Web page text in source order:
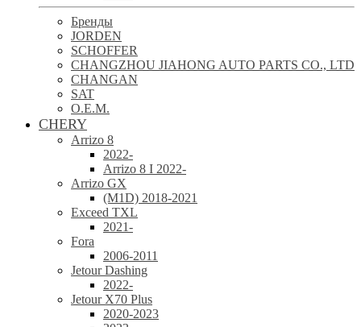
Бренды
JORDEN
SCHOFFER
CHANGZHOU JIAHONG AUTO PARTS CO., LTD
CHANGAN
SAT
O.E.M.
CHERY
Arrizo 8
2022-
Arrizo 8 I 2022-
Arrizo GX
(M1D) 2018-2021
Exceed TXL
2021-
Fora
2006-2011
Jetour Dashing
2022-
Jetour X70 Plus
2020-2023